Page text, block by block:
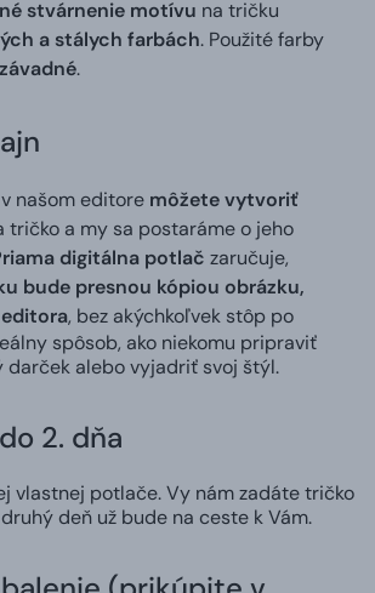
stvárnenie motívu na tričku
a stálych farbách. Použité farby
.
našom editore môžete vytvoriť
tričko a my sa postaráme o jeho
digitálna potlač zaručuje,
bude presnou kópiou obrázku,
, bez akýchkoľvek stôp po
spôsob, ako niekomu pripraviť
darček alebo vyjadriť svoj štýl.
2. dňa
vlastnej potlače. Vy nám zadáte tričko
deň už bude na ceste k Vám.